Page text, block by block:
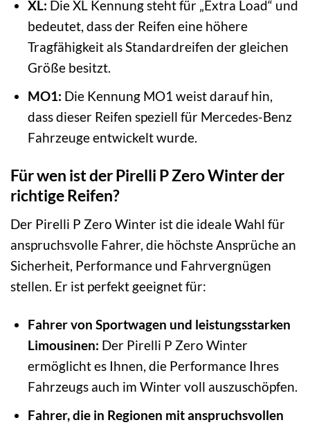
XL: Die XL Kennung steht für „Extra Load“ und
bedeutet, dass der Reifen eine höhere
Tragfähigkeit als Standardreifen der gleichen
Größe besitzt.
MO1: Die Kennung MO1 weist darauf hin,
dass dieser Reifen speziell für Mercedes-Benz
Fahrzeuge entwickelt wurde.
Für wen ist der Pirelli P Zero Winter der
richtige Reifen?
Der Pirelli P Zero Winter ist die ideale Wahl für
anspruchsvolle Fahrer, die höchste Ansprüche an
Sicherheit, Performance und Fahrvergnügen
stellen. Er ist perfekt geeignet für:
Fahrer von Sportwagen und leistungsstarken
Limousinen: Der Pirelli P Zero Winter
ermöglicht es Ihnen, die Performance Ihres
Fahrzeugs auch im Winter voll auszuschöpfen.
Fahrer, die in Regionen mit anspruchsvollen